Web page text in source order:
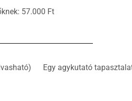
57.000 Ft
Egy agykutató